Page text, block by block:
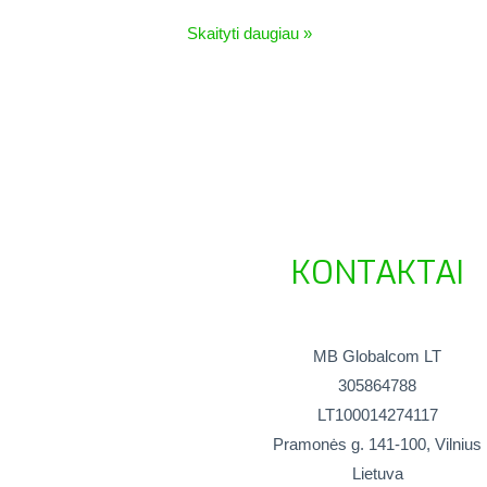
Skaityti daugiau »
KONTAKTAI
MB Globalcom LT
305864788
LT100014274117
Pramonės g. 141-100, Vilnius
Lietuva